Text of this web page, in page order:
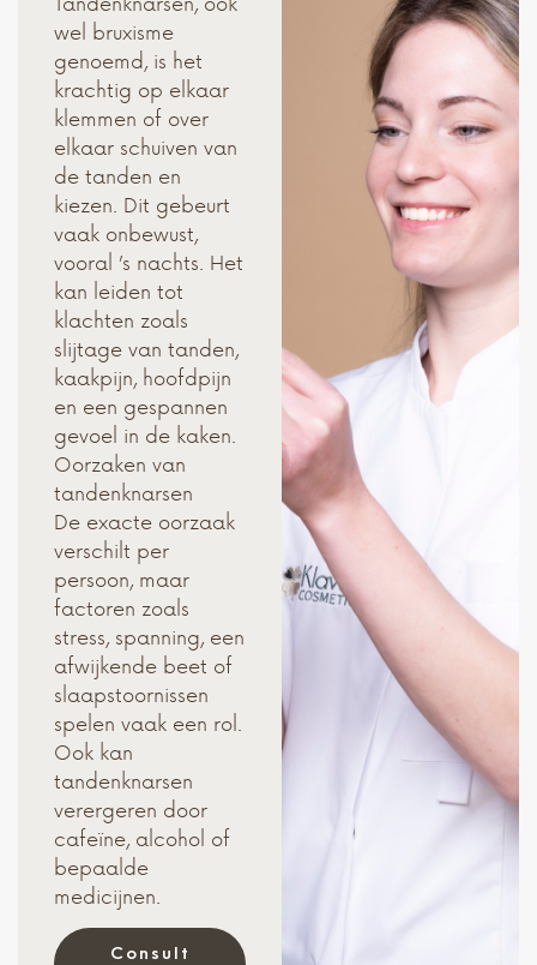
wel bruxisme
genoemd, is het
krachtig op elkaar
klemmen of over
elkaar schuiven van
de tanden en
kiezen. Dit gebeurt
vaak onbewust,
vooral ’s nachts. Het
kan leiden tot
klachten zoals
slijtage van tanden,
kaakpijn, hoofdpijn
en een gespannen
gevoel in de kaken.
Oorzaken van
tandenknarsen
De exacte oorzaak
verschilt per
persoon, maar
factoren zoals
stress, spanning, een
afwijkende beet of
slaapstoornissen
spelen vaak een rol.
Ook kan
tandenknarsen
verergeren door
cafeïne, alcohol of
bepaalde
medicijnen.
Consult